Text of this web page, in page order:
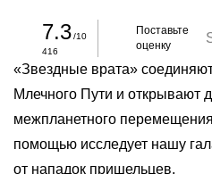
7.3/10
416
Поставьте
оценку
«Звездные врата»
Млечного Пути и открывают
межпланетного
помощью исследует нашу
от нападок пришельцев.